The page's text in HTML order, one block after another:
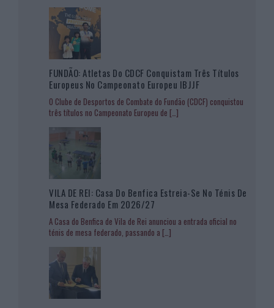
FUNDÃO: Atletas Do CDCF Conquistam Três Títulos
Europeus No Campeonato Europeu IBJJF
O Clube de Desportos de Combate do Fundão (CDCF) conquistou
três títulos no Campeonato Europeu de […]
VILA DE REI: Casa Do Benfica Estreia-Se No Ténis De
Mesa Federado Em 2026/27
A Casa do Benfica de Vila de Rei anunciou a entrada oficial no
ténis de mesa federado, passando a […]